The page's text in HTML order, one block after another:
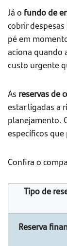
Já o fundo de
cobrir
pé em
aciona quando
custo urgente
As reservas de
estar ligadas a
planejamento.
específicos
Confira o
Tipo de
Reserva